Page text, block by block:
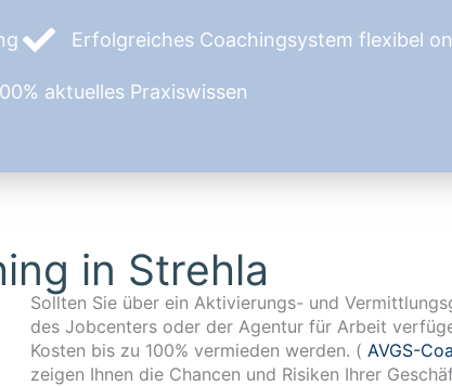
Erfolgreiches Coachingsystem flexibel
aktuelles Praxiswissen
in Strehla
Kosten bis zu 100% vermieden werden. ( AVGS-
zeigen Ihnen die Chancen und Risiken Ihrer